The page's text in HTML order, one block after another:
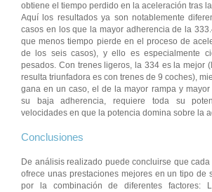
obtiene el tiempo perdido en la aceleración tras
Aquí los resultados ya son notablemente
casos en los que la mayor adherencia de la
que menos tiempo pierde en el proceso de
de los seis casos), y ello es especialmente
pesados. Con trenes ligeros, la 334 es la mejor
resulta triunfadora es con trenes de 9 coches),
gana en un caso, el de la mayor rampa y
su baja adherencia, requiere toda su
velocidades en que la potencia domina sobre la
Conclusiones
De análisis realizado puede concluirse que
ofrece unas prestaciones mejores en un tipo de
por la combinación de diferentes factores: